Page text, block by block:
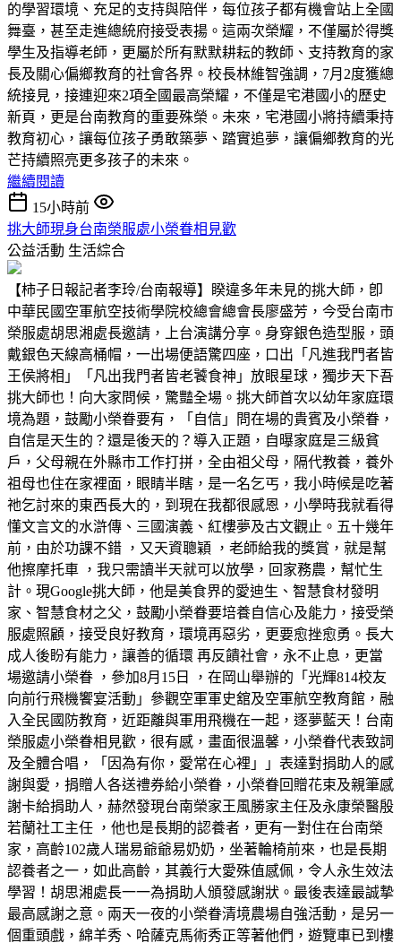
的學習環境、充足的支持與陪伴，每位孩子都有機會站上全國
舞臺，甚至走進總統府接受表揚。這兩次榮耀，不僅屬於得獎
學生及指導老師，更屬於所有默默耕耘的教師、支持教育的家
長及關心偏鄉教育的社會各界。校長林維智強調，7月2度獲總
統接見，接連迎來2項全國最高榮耀，不僅是宅港國小的歷史
新頁，更是台南教育的重要殊榮。未來，宅港國小將持續秉持
教育初心，讓每位孩子勇敢築夢、踏實追夢，讓偏鄉教育的光
芒持續照亮更多孩子的未來。
繼續閱讀
15小時前
挑大師現身台南榮服處小榮眷相見歡
公益活動 生活綜合
【柿子日報記者李玲/台南報導】睽違多年未見的挑大師，卽
中華民國空軍航空技術學院校總會總會長廖盛芳，今受台南市
榮服處胡思湘處長邀請，上台演講分享。身穿銀色造型服，頭
戴銀色天線高桶帽，一出場便語驚四座，口出「凡進我門者皆
王侯將相」「凡出我門者皆老饕食神」放眼星球，獨步天下吾
挑大師也！向大家問候，驚豔全場。挑大師首次以幼年家庭環
境為題，鼓勵小榮眷要有，「自信」問在場的貴賓及小榮眷，
自信是天生的？還是後天的？導入正題，自曝家庭是三級貧
戶，父母親在外縣市工作打拼，全由祖父母，隔代教養，養外
祖母也住在家裡面，眼睛半瞎，是一名乞丐，我小時候是吃著
祂乞討來的東西長大的，到現在我都很感恩，小學時我就看得
懂文言文的水滸傳、三國演義、紅樓夢及古文觀止。五十幾年
前，由於功課不錯 ，又天資聰穎 ，老師給我的獎賞，就是幫
他擦摩托車 ，我只需讀半天就可以放學，回家務農，幫忙生
計。現Google挑大師，他是美食界的愛迪生、智慧食材發明
家、智慧食材之父，鼓勵小榮眷要培養自信心及能力，接受榮
服處照顧，接受良好教育，環境再惡劣，更要愈挫愈勇。長大
成人後盼有能力，讓善的循環 再反饋社會，永不止息，更當
場邀請小榮眷 ，參加8月15日 ，在岡山舉辦的「光輝814校友
向前行飛機饗宴活動」參觀空軍軍史舘及空軍航空教育館，融
入全民國防教育，近距離與軍用飛機在一起，逐夢藍天！台南
榮服處小榮眷相見歡，很有感，畫面很溫馨，小榮眷代表致詞
及全體合唱，「因為有你，愛常在心裡」」表達對捐助人的感
謝與愛，捐贈人各送禮券給小榮眷，小榮眷回贈花束及親筆感
謝卡給捐助人，赫然發現台南榮家王風勝家主任及永康榮醫殷
若蘭社工主任 ，他也是長期的認養者，更有一對住在台南榮
家，高齡102歲人瑞易爺爺易奶奶，坐著輪椅前來，也是長期
認養者之一，如此高齡，其義行大愛殊值感佩，令人永生效法
學習！胡思湘處長一一為捐助人頒發感謝狀。最後表達最誠摯
最高感謝之意。兩天一夜的小榮眷清境農場自強活動，是另一
個重頭戲，綿羊秀、哈薩克馬術秀正等著他們，遊覽車已到樓